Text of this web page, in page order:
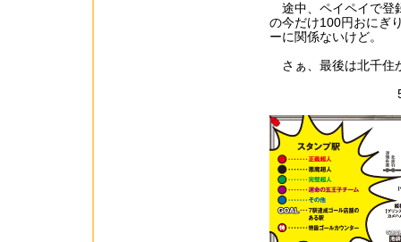
途中、ペイペイで登
の今だけ100円おにぎ
ーに関係ないけど。
さぁ、最後は北千住